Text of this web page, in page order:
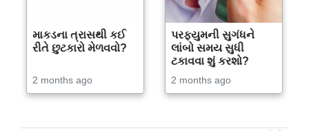
માકડના ત્રાસથી કઈ
રીતે છુટકારો મેળવવો?
2 months ago
પરફ્યુમની સુગંધને
લાંબો સમય સુધી
ટકાવવા શું કરશો?
2 months ago